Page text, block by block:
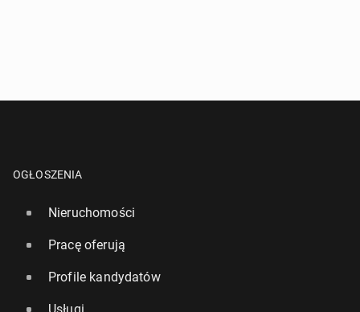
OGŁOSZENIA
Nieruchomości
Pracę oferują
Profile kandydatów